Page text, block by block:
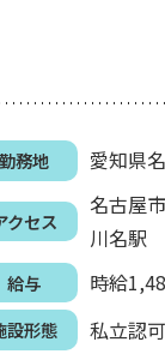
勤務地 愛知県
クセス
名古屋
川名駅
給与 時給
設形態 私立認